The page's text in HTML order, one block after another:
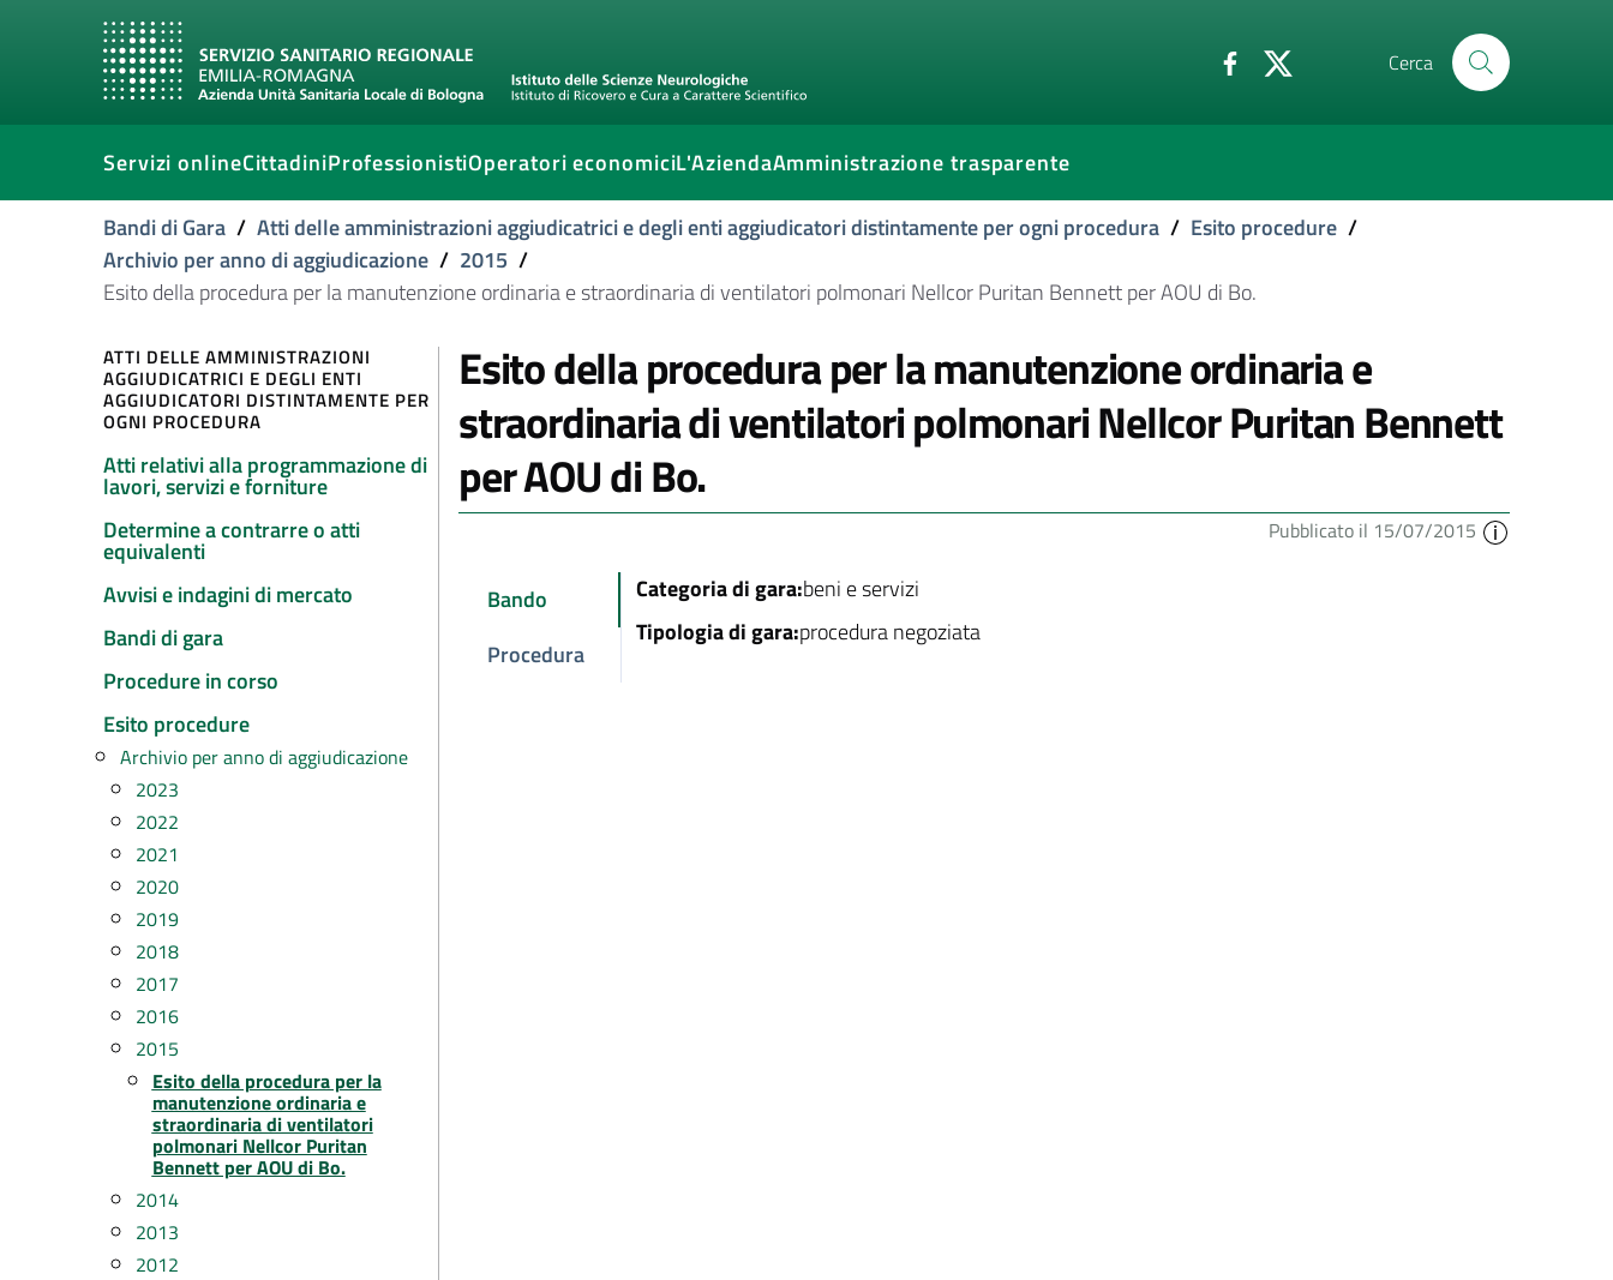
Cerca
Servizi onlineCittadiniProfessionistiOperatori economiciL'AziendaAmministrazione trasparente
Bandi di Gara / Atti delle amministrazioni aggiudicatrici e degli enti aggiudicatori distintamente per ogni procedura / Esito procedure /
Archivio per anno di aggiudicazione / 2015 /
Esito della procedura per la manutenzione ordinaria e straordinaria di ventilatori polmonari Nellcor Puritan Bennett per AOU di Bo.
ATTI DELLE AMMINISTRAZIONI
AGGIUDICATRICI E DEGLI ENTI
AGGIUDICATORI DISTINTAMENTE PER
OGNI PROCEDURA
Atti relativi alla programmazione di
lavori, servizi e forniture
Determine a contrarre o atti
equivalenti
Avvisi e indagini di mercato
Bandi di gara
Procedure in corso
Esito procedure
Archivio per anno di aggiudicazione
2023
2022
2021
2020
2019
2018
2017
2016
2015
Esito della procedura per la
manutenzione ordinaria e
straordinaria di ventilatori
polmonari Nellcor Puritan
Bennett per AOU di Bo.
2014
2013
2012
Esito della procedura per la manutenzione ordinaria e
straordinaria di ventilatori polmonari Nellcor Puritan Bennett
per AOU di Bo.
Pubblicato il 15/07/2015
Bando
Procedura
Categoria di gara:beni e servizi
Tipologia di gara:procedura negoziata